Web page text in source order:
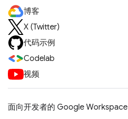
博客
X (Twitter)
代码示例
Codelab
视频
面向开发者的 Google Workspace